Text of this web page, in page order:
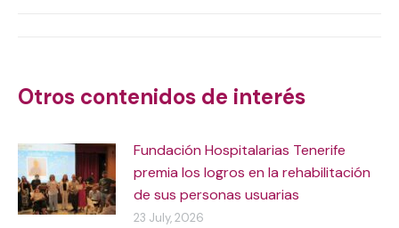
Otros contenidos de interés
Fundación Hospitalarias Tenerife
premia los logros en la rehabilitación
de sus personas usuarias
23 July, 2026